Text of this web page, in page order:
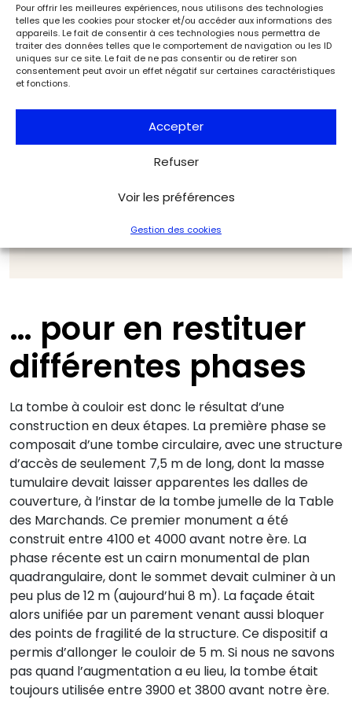
Pour offrir les meilleures expériences, nous utilisons des technologies
telles que les cookies pour stocker et/ou accéder aux informations des
appareils. Le fait de consentir à ces technologies nous permettra de
traiter des données telles que le comportement de navigation ou les ID
uniques sur ce site. Le fait de ne pas consentir ou de retirer son
consentement peut avoir un effet négatif sur certaines caractéristiques
et fonctions.
Accepter
Refuser
Voir les préférences
Gestion des cookies
« La numérisation du
documentation inédite
sous la forme de plans,
détaillés. »
… pour en restituer
différentes phases
La tombe à couloir est donc le résultat d’une
construction en deux étapes. La première phase se
composait d’une tombe circulaire, avec une structure
d’accès de seulement 7,5 m de long, dont la masse
tumulaire devait laisser apparentes les dalles de
couverture, à l’instar de la tombe jumelle de la Table
des Marchands. Ce premier monument a été
construit entre 4100 et 4000 avant notre ère. La
phase récente est un cairn monumental de plan
quadrangulaire, dont le sommet devait culminer à un
peu plus de 12 m (aujourd’hui 8 m). La façade était
alors unifiée par un parement venant aussi bloquer
des points de fragilité de la structure. Ce dispositif a
permis d’allonger le couloir de 5 m. Si nous ne savons
pas quand l’augmentation a eu lieu, la tombe était
toujours utilisée entre 3900 et 3800 avant notre ère.